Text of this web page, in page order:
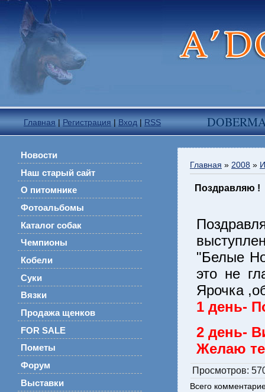
Главная | Регистрация | Вход | RSS
Новости
Наш старый сайт
О питомнике
Фотоальбомы
Каталог собак
Чемпионы
Кобели
Суки
Вязки
Продажа щенков
FOR SALE
Пометы
Форум
Выставки
Главная » 2008 »
Поздравляю !
"Белые
это не
Ярочка
1 день-
2 день-
Желаю
Просмотров:
Всего